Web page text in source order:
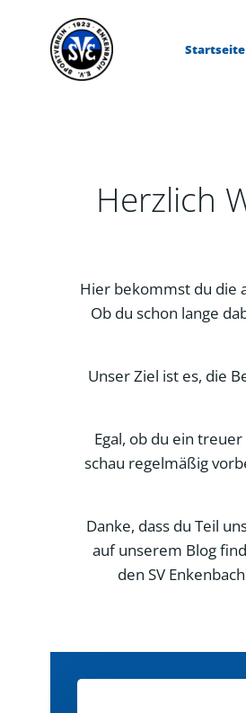
springen
Startseite
Herzlich
Hier bekommst du die
Ob du schon lange
Unser Ziel ist es, die
Egal, ob du ein
schau regelmäßig
Danke, dass du Teil
auf unserem Blog
den SV